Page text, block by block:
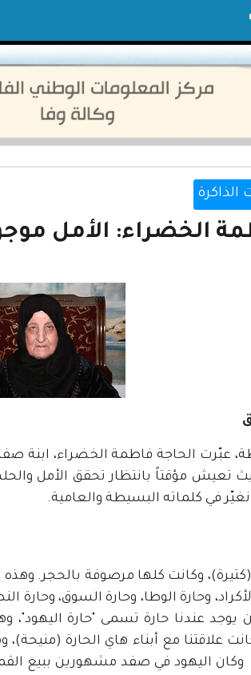
الخضراء: الأمل
عبّرت الحاجة فاطمة الخضراء، ابنة
تعيش مؤقتاً بانتظار تحقق الأمل
نغيّر في كلماته البسيطة والعامية.
وكانت كلها مرصوفة بالحجر. وهذه
وحارة الوطا، وحارة السوق،
يوجد عندنا حارة تسمى "حارة
علاقتنا مع أبناء هاي الحارة
وكان اليهود في صفد مشهورين ببيع